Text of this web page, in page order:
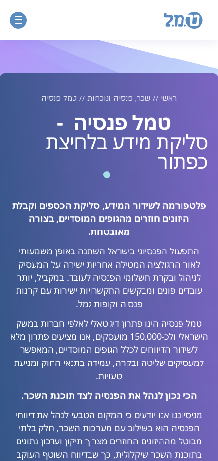
ראשי // שכר, פנסיה ונוכחות// טמל פנסיה
טמל פנסיה -
סליקת מידע בלחיצת
כפתור
פלטפורמה לשידור המידע, סליקת הכספים וקבלת
היזונים חוזרים מהגופים המוסדיים, בצורה
מאובטחת.
התפעול הפנסיוני בישראל השתנה באופן משמעותי
לאור הרגולציה המטילה אחריות ישירה על המעסיק
לניהול ובקרת תשלומי הפנסיה לעובד. במקביל, יותר
עובדים פונים ומבקשים התקשרויות ישירות עם קרנות
פנסיה וקופות גמל.
טמל פנסיה הינו פתרון דיגיטאלי לאלפי חברות במשק
הישראלי ולכ-150,000 מועסקים, אנו מציעים פתרון מלא
לשידור הדיווחים לכלל הגופים המוסדיים, המאפשר
למעסיקים שליטה ובקרה, עמידה בתנאי החוק ומניעת
טעויות.
הכי נכון לנהל את הפנסיה לצד תוכנת השכר.
מניסיוננו אנו יודעים כי המקום הטבעי לנהל את דיווחי
הפנסיה הוא בשילוב עם מערכות השכר, חלק בלתי
מבוטל מההיזונים החוזרים מצריך תיקון ועדכון נתונים
בתוכנת השכר שיקלולית, כך שבדיווח השוטף העוקב